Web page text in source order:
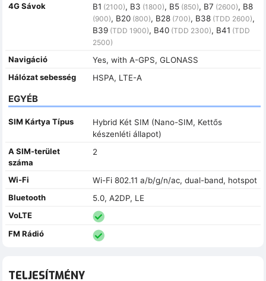
4G Sávok
B1 (2100), B3 (1800), B5(850), B7 (2600), B8
(900), B20(800), B28(700), B38(TDD 2600),
B39(TDD 1900), B40(TDD 2300), B41 (TDD
2500)
Navigáció
Yes, with A-GPS, GLONASS
Hálózat sebesség
HSPA, LTE-A
EGYÉB
SIM Kártya Típus
Hybrid Két SIM (Nano-SIM, Kettős
készenléti állapot)
A SIM-terület
száma
2
Wi-Fi
Wi-Fi 802.11 a/b/g/n/ac, dual-band, hotspot
Bluetooth
5.0, A2DP, LE
VoLTE
FM Rádió
TELJESÍTMÉNY